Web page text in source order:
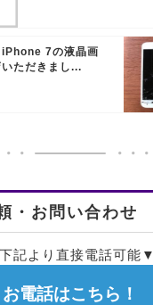
iPhone 7の液晶画
ただきまし...
・お問い合わせ
記より直接電話可能▼
お電話はこちら！